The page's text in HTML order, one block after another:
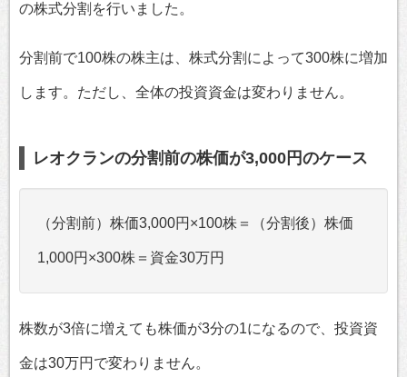
の株式分割を行いました。
分割前で100株の株主は、株式分割によって300株に増加
します。ただし、全体の投資資金は変わりません。
レオクランの分割前の株価が3,000円のケース
（分割前）株価3,000円×100株＝（分割後）株価
1,000円×300株＝資金30万円
株数が3倍に増えても株価が3分の1になるので、投資資
金は30万円で変わりません。